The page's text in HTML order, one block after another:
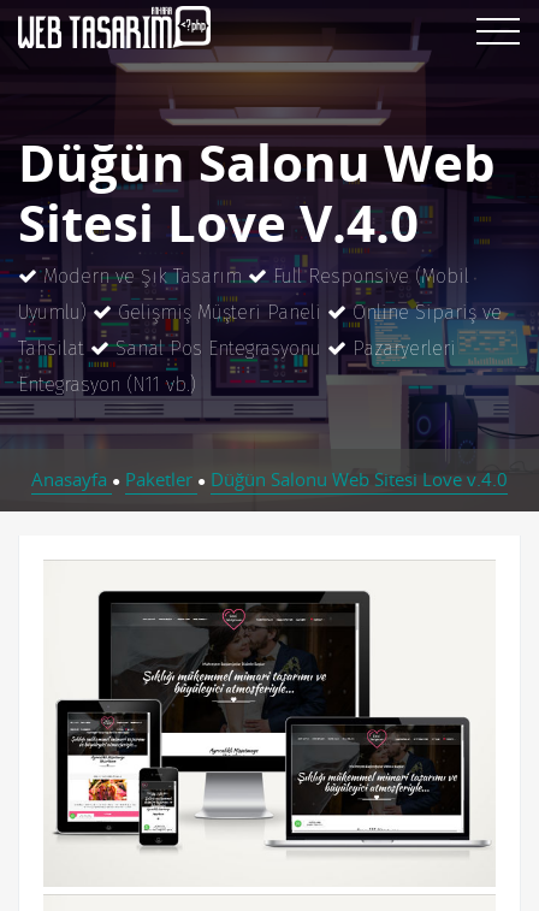
Düğün Salonu Web
Sitesi Love V.4.0
Modern ve Şık Tasarım
Full Responsive (Mobil
Uyumlu)
Gelişmiş Müşteri Paneli
Online Sipariş ve
Tahsilat
Sanal Pos Entegrasyonu
Pazaryerleri
Entegrasyon (N11 vb.)
Anasayfa ● Paketler ● Düğün Salonu Web Sitesi Love v.4.0